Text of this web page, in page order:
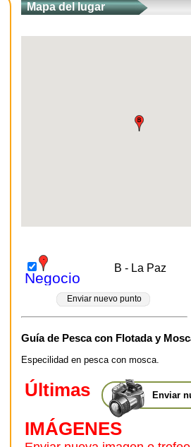
Mapa del lugar
Negocio
B - La Paz
Enviar nuevo punto
Guía de Pesca con Flotada y
Especilidad en pesca con mosca.
Enviar
Últimas
IMÁGENES